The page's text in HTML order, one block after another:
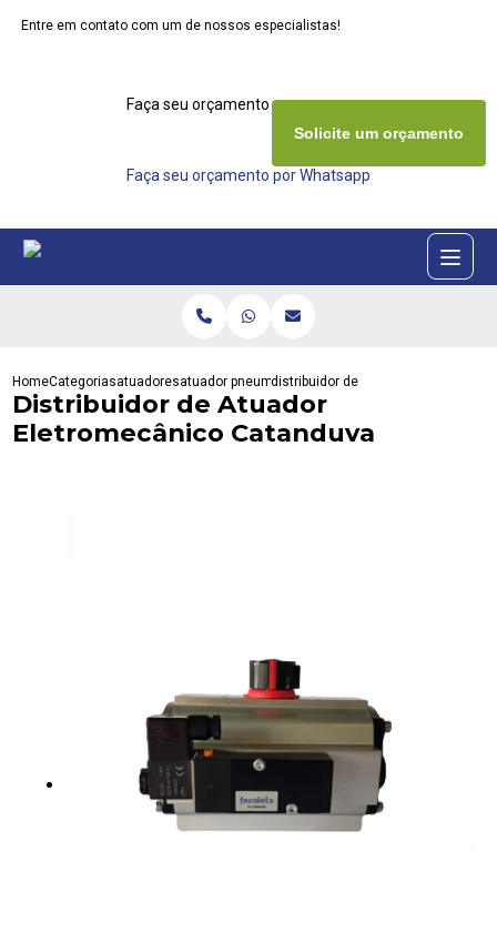
Entre em contato com um de nossos especialistas!
Faça seu orçamento agora mesmo
Faça seu orçamento por Whatsapp
Solicite um orçamento
HomeCategoriasatuadoresatuador pneumatico rotativo
distribuidor de atuador
Distribuidor de Atuador
Eletromecânico Catanduva